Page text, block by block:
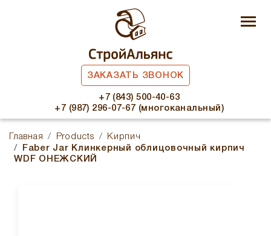
ЗАКАЗАТЬ ЗВОНОК
+7 (843) 500-40-63
+7 (987) 296-07-67 (многоканальный)
Главная Products
Кирпич
Faber Jar Клинкерный облицовочный кирпич
WDF ОНЕЖСКИЙ